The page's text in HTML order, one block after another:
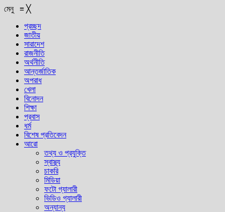
মেনু ≡ ╳
প্রচ্ছদ
জাতীয়
সারাদেশ
রাজনীতি
অর্থনীতি
আন্তর্জাতিক
অপরাধ
খেলা
বিনোদন
শিক্ষা
প্রবাস
ধর্ম
বিশেষ প্রতিবেদন
আরো
তথ্য ও প্রযুক্তি
স্বাস্থ্য
চাকরি
মিডিয়া
ফটো গ্যালারী
ভিডিও গ্যালারী
অন্যান্য